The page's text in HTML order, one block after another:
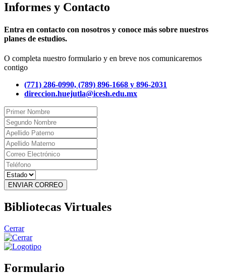
Informes y Contacto
Entra en contacto con nosotros y conoce más sobre nuestros
planes de estudios.
O completa nuestro formulario y en breve nos comunicaremos
contigo
(771) 286-0990, (789) 896-1668 y 896-2031
direccion.huejutla@icesh.edu.mx
ENVIAR CORREO
Bibliotecas Virtuales
Cerrar
Formulario